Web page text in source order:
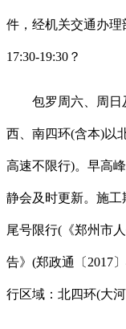
件，经机关交通办
17:30-19:30？
包罗周六、周日及
西、南四环(含本)以
高速不限行)。早高
静会及时更新。施
尾号限行(《郑州市
告》(郑政通〔2017
行区域：北四环(大河